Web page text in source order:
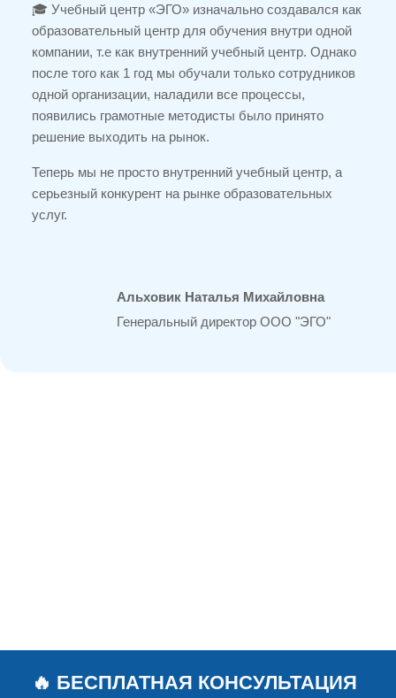
🎓 Учебный центр «ЭГО» изначально создавался как
образовательный центр для обучения внутри одной
компании, т.е как внутренний учебный центр. Однако
после того как 1 год мы обучали только сотрудников
одной организации, наладили все процессы,
появились грамотные методисты было принято
решение выходить на рынок.
Теперь мы не просто внутренний учебный центр, а
серьезный конкурент на рынке образовательных
услуг.
Альховик Наталья Михайловна
Генеральный директор ООО "ЭГО"
🔥 БЕСПЛАТНАЯ КОНСУЛЬТАЦИЯ